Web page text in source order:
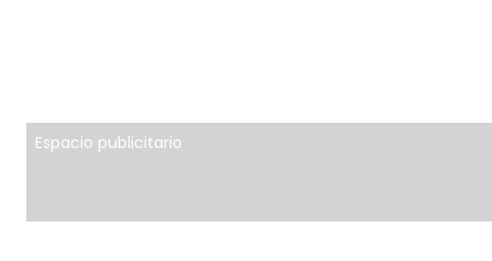
Espacio publicitario